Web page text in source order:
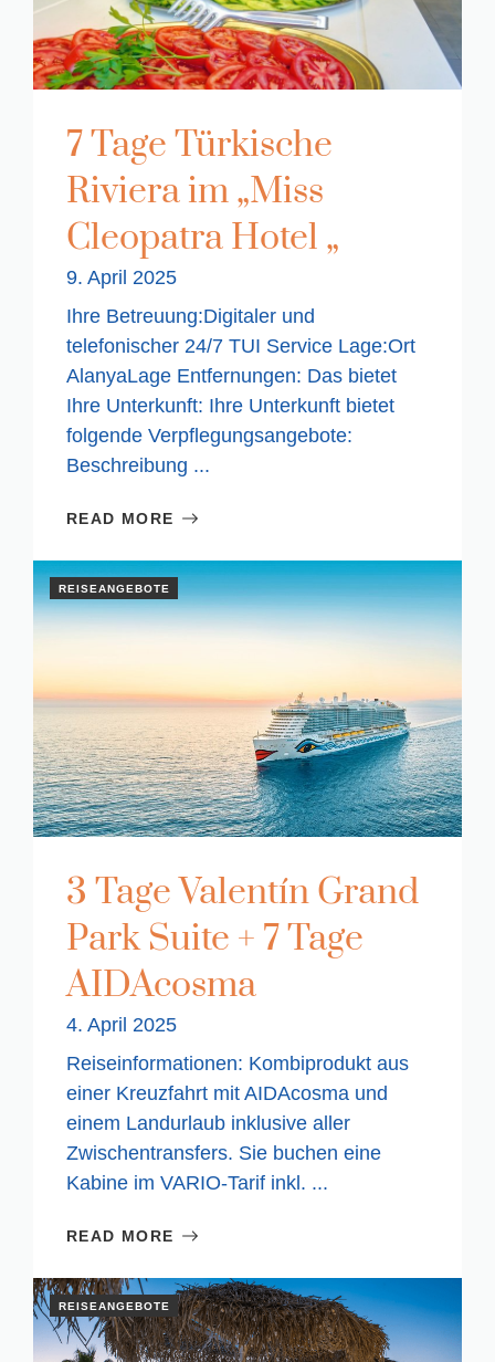
7 Tage Türkische
Riviera im „Miss
Cleopatra Hotel „
9. April 2025
Ihre Betreuung:Digitaler und
telefonischer 24/7 TUI Service Lage:Ort
AlanyaLage Entfernungen: Das bietet
Ihre Unterkunft: Ihre Unterkunft bietet
folgende Verpflegungsangebote:
Beschreibung ...
READ MORE
REISEANGEBOTE
3 Tage Valentín Grand
Park Suite + 7 Tage
AIDAcosma
4. April 2025
Reiseinformationen: Kombiprodukt aus
einer Kreuzfahrt mit AIDAcosma und
einem Landurlaub inklusive aller
Zwischentransfers. Sie buchen eine
Kabine im VARIO-Tarif inkl. ...
READ MORE
REISEANGEBOTE